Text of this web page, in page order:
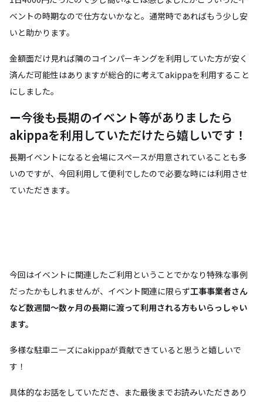
ベントの時期なので仕方ないかなと。通常時であればもう少し安
いと助かります。
金額面だけ見れば隣のコインパーキングを利用していた方が安く
済んだ可能性はありますが総合的に考えてakippaを利用すること
にしました。
ー今後も長期のイベント等がありましたら
akippaを利用していただけたら嬉しいです！
長期イベントになると会場にスペースが用意されていることも多
いのですが、今回利用して便利でしたので必要な時には利用させ
ていただきます。
今回はイベントに関連したご利用ということでかなり特殊な事例
だったかもしれませんが、イベント関連に限らず工事事業者さん
など数週間〜数ヶ月の長期に渡って利用される方もいらっしゃい
ます。
多様な駐車ニーズにakippaが貢献できていると思うと嬉しいで
す！
具体的なお話をしていただき、また最後までお読みいただきあり